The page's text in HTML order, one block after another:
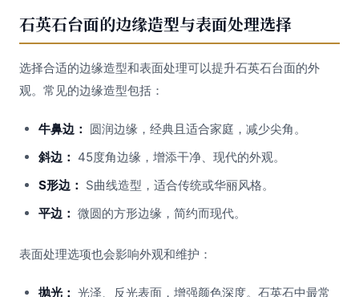
石英石台面的边缘造型与表面处理选择
选择合适的边缘造型和表面处理可以提升石英石台面的外
观。常见的边缘造型包括：
牛鼻边： 圆润边缘，经典且适合家庭，减少尖角。
斜边： 45度角边缘，增添干净、现代的外观。
S形边： S曲线造型，适合传统或华丽风格。
平边： 微圆的方形边缘，简约而现代。
表面处理选项也会影响外观和维护：
抛光： 光泽、反光表面，增强颜色深度。石英石中最常